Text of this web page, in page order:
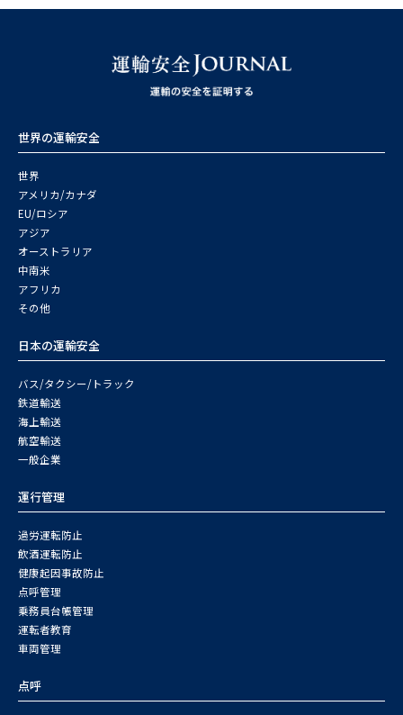
世界の運輸安全
世界
アメリカ/カナダ
EU/ロシア
アジア
オーストラリア
中南米
アフリカ
その他
日本の運輸安全
バス/タクシー/トラック
鉄道輸送
海上輸送
航空輸送
一般企業
運行管理
過労運転防止
飲酒運転防止
健康起因事故防止
点呼管理
乗務員台帳管理
運転者教育
車両管理
点呼